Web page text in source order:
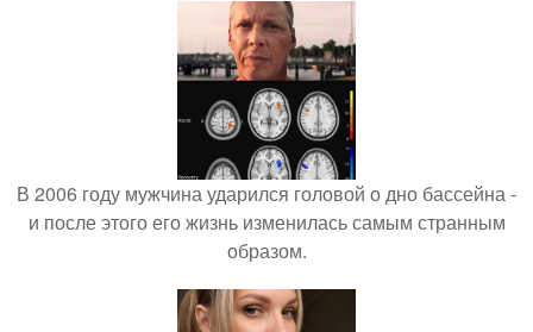
В 2006 году мужчина ударился головой о дно бассейна -
и после этого его жизнь изменилась самым странным
образом.